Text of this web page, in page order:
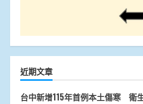
近期文章
台中新增115年首例本土傷寒 衛